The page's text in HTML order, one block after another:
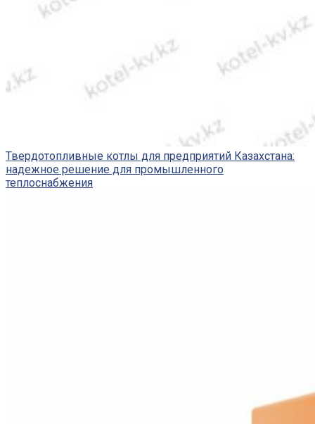
Твердотопливные котлы для предприятий Казахстана:
надежное решение для промышленного
теплоснабжения